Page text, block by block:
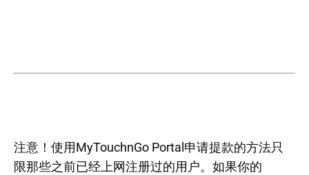
注意！使用MyTouchnGo Portal申请提款的方法只
限那些之前已经上网注册过的用户。如果你的